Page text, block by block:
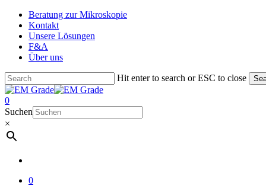
Skip
main
content
Beratung zur Mikroskopie
Kontakt
Unsere Lösungen
F&A
Über uns
Hit enter to search or ESC to close
Close
Search
account
0
Menu
Suchen
×
0